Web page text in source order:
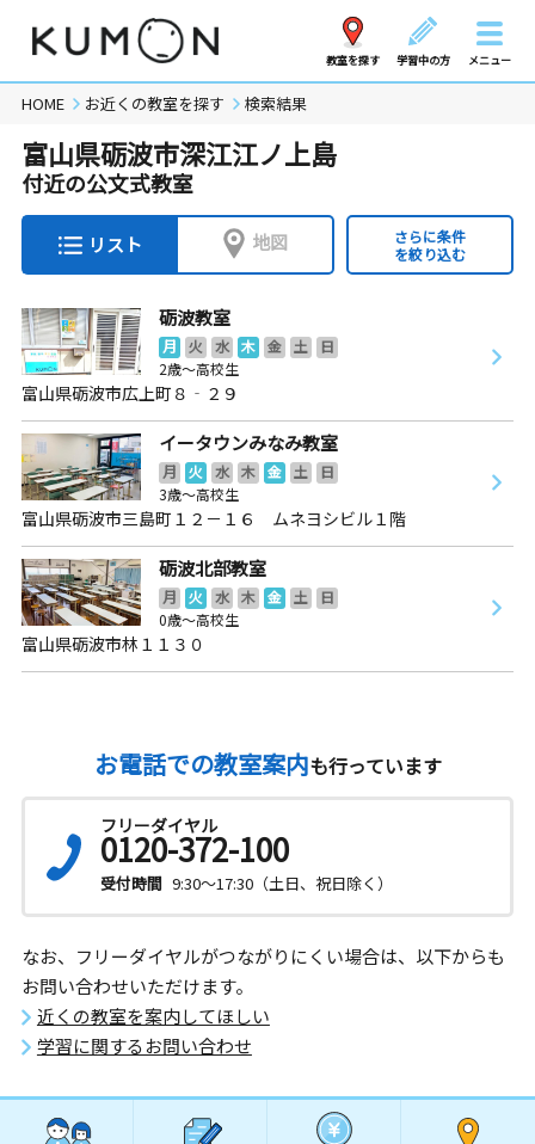
教室を探す 学習中の方 メニュー
HOME お近くの教室を探す 検索結果
富山県砺波市深江江ノ上島
付近の公文式教室
リスト 地図
さらに条件
を絞り込む
砺波教室
月 火 水 木 金 土
日
2歳～高校生
富山県砺波市広上町８‐２９
イータウンみなみ教室
月 火 水 木 金 土
日
3歳～高校生
富山県砺波市三島町１２－１６ ムネヨシビル１階
砺波北部教室
月 火 水 木 金 土
日
0歳～高校生
富山県砺波市林１１３０
お電話での教室案内も行っています
フリーダイヤル
0120-372-100
受付時間 9:30～17:30（土日、祝日除く）
なお、フリーダイヤルがつながりにくい場合は、以下からも
お問い合わせいただけます。
近くの教室を案内してほしい
学習に関するお問い合わせ